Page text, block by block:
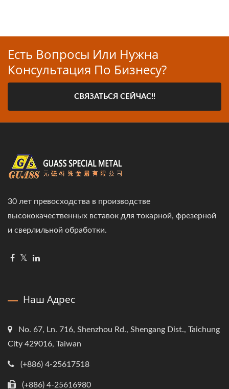
Есть Вопросы Или Нужна
Консультация По Бизнесу?
СВЯЗАТЬСЯ СЕЙЧАС!!
30 лет превосходства в производстве
высококачественных вставок для токарной, фрезерной
и сверлильной обработки.
Наш Адрес
No. 67, Ln. 716, Shenzhou Rd., Shengang Dist., Taichung
City 429016, Taiwan
(+886) 4-25617518
(+886) 4-25616980